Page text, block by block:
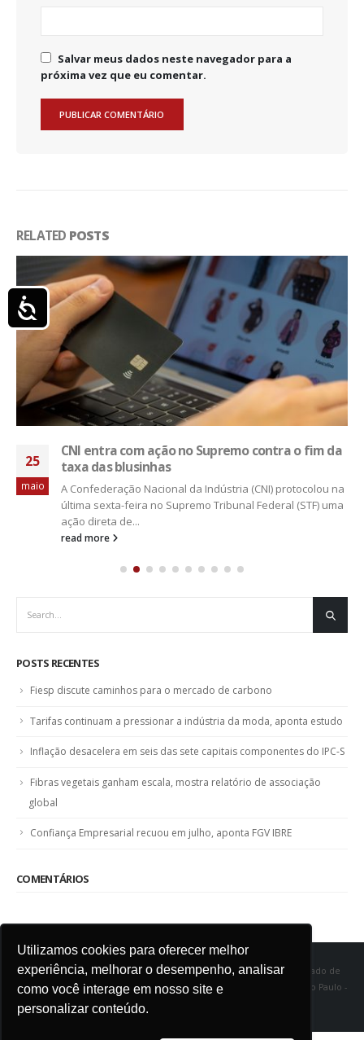
Utilizamos cookies para oferecer melhor
experiência, melhorar o desempenho, analisar
como você interage em nosso site e
personalizar conteúdo.
Acessibilidade
Salvar meus dados neste navegador para a
próxima vez que eu comentar.
RELATED POSTS
25
maio
CNI entra com ação no Supremo contra o fim da
taxa das blusinhas
A Confederação Nacional da Indústria (CNI) protocolou na
última sexta-feira no Supremo Tribunal Federal (STF) uma
ação direta de...
read more
POSTS RECENTES
Fiesp discute caminhos para o mercado de carbono
Tarifas continuam a pressionar a indústria da moda, aponta estudo
Inflação desacelera em seis das sete capitais componentes do IPC-S
Fibras vegetais ganham escala, mostra relatório de associação
global
Confiança Empresarial recuou em julho, aponta FGV IBRE
COMENTÁRIOS
SINDITÊXTIL SP - Sindicato das Indústrias de Fiação e Tecelagem do Estado de
São Paulo Rua Marquês de Itu, 968 - Vila Buarque - Cep 01223-000 - São Paulo -
SP